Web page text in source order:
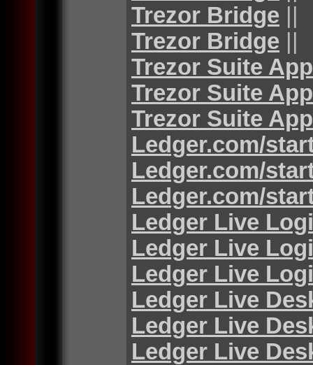
Trezor Bridge ||
Trezor Bridge ||
Trezor Suite App
Trezor Suite App
Trezor Suite App
Ledger.com/
Ledger.com/
Ledger.com/
Ledger Live
Ledger Live
Ledger Live
Ledger Live
Ledger Live
Ledger Live